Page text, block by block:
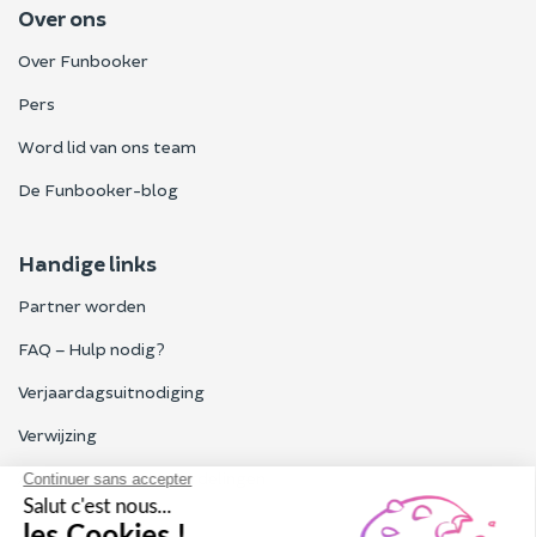
Over ons
Over Funbooker
Pers
Word lid van ons team
De Funbooker-blog
Handige links
Partner worden
FAQ – Hulp nodig?
Verjaardagsuitnodiging
Verwijzing
Alle Funbooker-beoordelingen